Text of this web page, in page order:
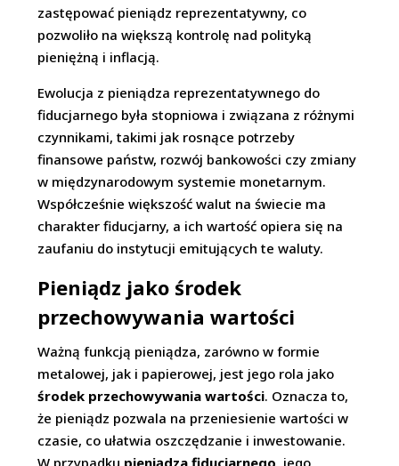
zastępować pieniądz reprezentatywny, co
pozwoliło na większą kontrolę nad polityką
pieniężną i inflacją.
Ewolucja z pieniądza reprezentatywnego do
fiducjarnego była stopniowa i związana z różnymi
czynnikami, takimi jak rosnące potrzeby
finansowe państw, rozwój bankowości czy zmiany
w międzynarodowym systemie monetarnym.
Współcześnie większość walut na świecie ma
charakter fiducjarny, a ich wartość opiera się na
zaufaniu do instytucji emitujących te waluty.
Pieniądz jako środek
przechowywania wartości
Ważną funkcją pieniądza, zarówno w formie
metalowej, jak i papierowej, jest jego rola jako
środek przechowywania wartości. Oznacza to,
że pieniądz pozwala na przeniesienie wartości w
czasie, co ułatwia oszczędzanie i inwestowanie.
W przypadku pieniądza fiducjarnego , jego